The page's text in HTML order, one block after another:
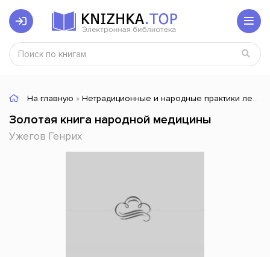
На главную » Нетрадиционные и народные практики лечения
Золотая книга народной медицины
Ужегов Генрих